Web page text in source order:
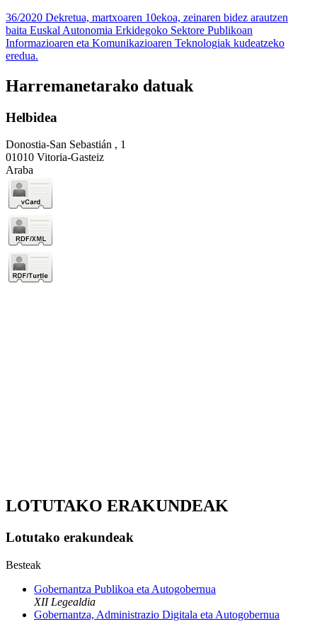
36/2020 Dekretua, martxoaren 10ekoa, zeinaren bidez arautzen
baita Euskal Autonomia Erkidegoko Sektore Publikoan
Informazioaren eta Komunikazioaren Teknologiak kudeatzeko
eredua.
Harremanetarako datuak
Helbidea
Donostia-San Sebastián , 1
01010 Vitoria-Gasteiz
Araba
LOTUTAKO ERAKUNDEAK
Lotutako erakundeak
Besteak
Gobernantza Publikoa eta Autogobernua
XII Legealdia
Gobernantza, Administrazio Digitala eta Autogobernua